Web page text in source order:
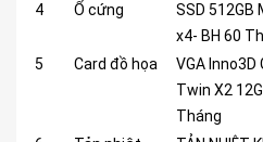
4
Ổ cứng
SSD 512GB
x4- BH 60
5
Card đồ họa
VGA Inno3D
Twin X2
Tháng